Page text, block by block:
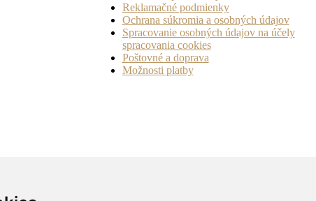
Reklamačné podmienky
Ochrana súkromia a osobných údajov
Spracovanie osobných údajov na účely
spracovania cookies
Poštovné a doprava
Možnosti platby